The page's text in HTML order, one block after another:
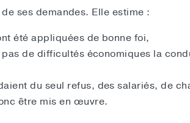
ses demandes. Elle estime :
été appliquées de bonne foi,
de difficultés économiques la
du seul refus, des salariés, de
être mis en œuvre.